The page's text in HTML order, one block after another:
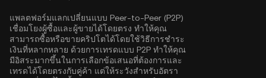
แพลตฟอร์มแลกเปลี่ยนแบบ Peer-to-Peer (P2P)
เชื่อมโยงผู้ซื้อและผู้ขายได้โดยตรง ทำให้คุณ
สามารถซื้อหรือขายคริปโตได้โดยใช้วิธีการชำระ
เงินที่หลากหลาย ด้วยการเทรดแบบ P2P ทำให้คุณ
มีอิสระมากขึ้นในการเลือกข้อเสนอที่ต้องการและ
เทรดได้โดยตรงกับคู่ค้า แต่ให้ระวังสำหรับอัตรา